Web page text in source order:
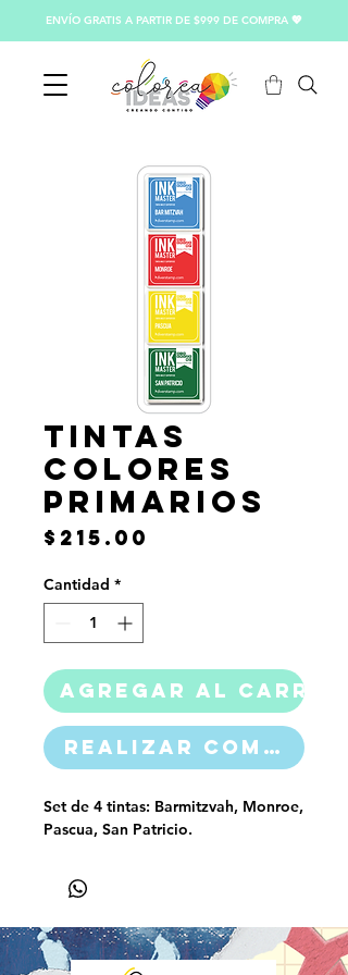
ENVÍO GRATIS A PARTIR DE $999 DE COMPRA 💖
Tintas
Colores
Primarios
$215.00
Cantidad *
Agregar al carrito
Realizar compra
Set de 4 tintas: Barmitzvah, Monroe,
Pascua, San Patricio.